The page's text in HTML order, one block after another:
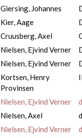
Giersing, Johannes
Kier, Aage
Cruusberg, Axel
Nielsen, Ejvind Verner
Nielsen, Ejvind Verner
Kortsen, Henry
Provinsen
Nielsen, Ejvind Verner
Nielsen, Axel
Nielsen, Ejvind Verner